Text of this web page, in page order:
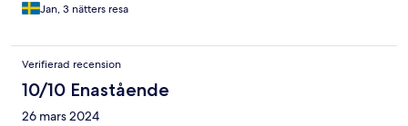
Jan, 3 nätters resa
Verifierad recension
10/10 Enastående
26 mars 2024